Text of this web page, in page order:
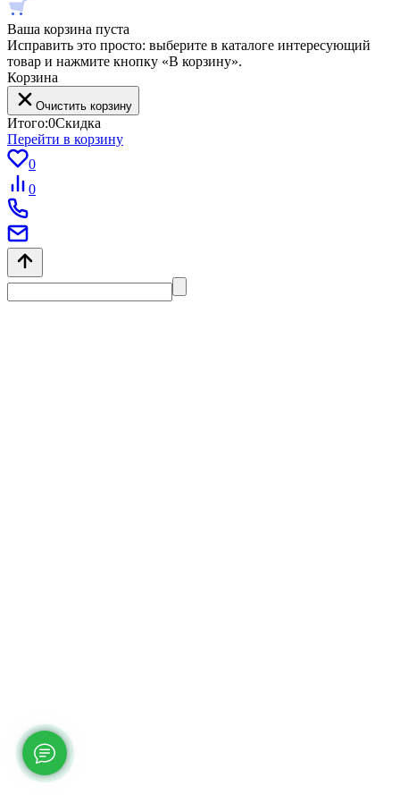
Ваша корзина пуста
Исправить это просто: выберите в каталоге интересующий
товар и нажмите кнопку «В корзину».
Корзина
Очистить корзину
Итого:0Скидка
Перейти в корзину
0
0